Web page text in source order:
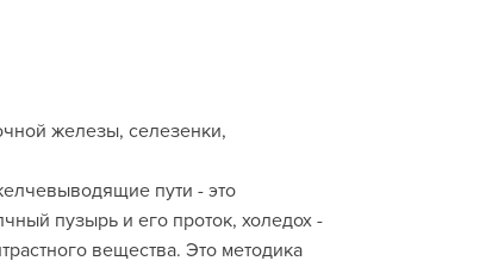
железы, селезенки,
пути - это
пузырь и его проток, холедох -
вещества. Это методика